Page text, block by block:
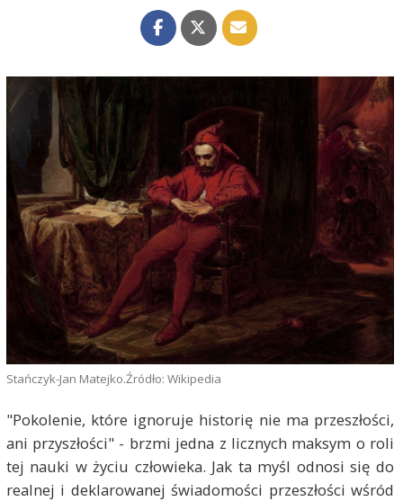
Stańczyk-Jan Matejko.Źródło: Wikipedia
"Pokolenie, które ignoruje historię nie ma przeszłości,
ani przyszłości" - brzmi jedna z licznych maksym o roli
tej nauki w życiu człowieka. Jak ta myśl odnosi się do
realnej i deklarowanej świadomości przeszłości wśród